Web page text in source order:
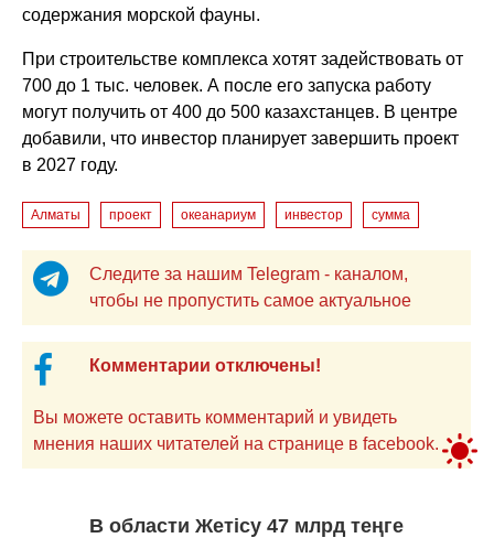
содержания морской фауны.
При строительстве комплекса хотят задействовать от
700 до 1 тыс. человек. А после его запуска работу
могут получить от 400 до 500 казахстанцев. В центре
добавили, что инвестор планирует завершить проект
в 2027 году.
Алматы проект океанариум инвестор сумма
Следите за нашим Telegram - каналом,
чтобы не пропустить самое актуальное
Комментарии отключены!
Вы можете оставить комментарий и увидеть
мнения наших читателей на странице в facebook.
В области Жетісу 47 млрд теңге